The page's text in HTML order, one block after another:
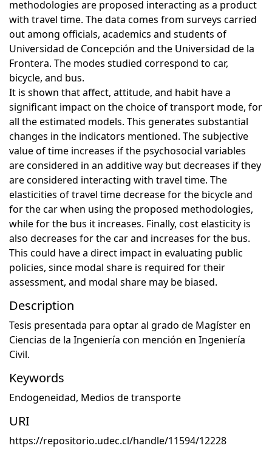
methodologies are proposed interacting as a product
with travel time. The data comes from surveys carried
out among officials, academics and students of
Universidad de Concepción and the Universidad de la
Frontera. The modes studied correspond to car,
bicycle, and bus.
It is shown that affect, attitude, and habit have a
significant impact on the choice of transport mode, for
all the estimated models. This generates substantial
changes in the indicators mentioned. The subjective
value of time increases if the psychosocial variables
are considered in an additive way but decreases if they
are considered interacting with travel time. The
elasticities of travel time decrease for the bicycle and
for the car when using the proposed methodologies,
while for the bus it increases. Finally, cost elasticity is
also decreases for the car and increases for the bus.
This could have a direct impact in evaluating public
policies, since modal share is required for their
assessment, and modal share may be biased.
Description
Tesis presentada para optar al grado de Magíster en
Ciencias de la Ingeniería con mención en Ingeniería
Civil.
Keywords
Endogeneidad, Medios de transporte
URI
https://repositorio.udec.cl/handle/11594/12228